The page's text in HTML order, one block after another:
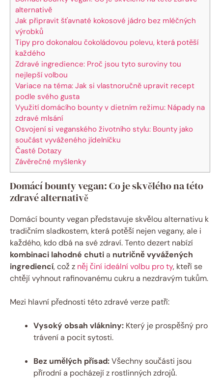
alternativě
Jak připravit šťavnaté kokosové jádro bez mléčných
výrobků
Tipy pro dokonalou čokoládovou polevu, která potěší
každého
Zdravé ingredience: Proč jsou tyto suroviny tou
nejlepší volbou
Variace na téma: Jak si vlastnoručně upravit recept
podle svého gusta
Využití domácího bounty v dietním režimu: Nápady na
zdravé mlsání
Osvojení si veganského životního stylu: Bounty jako
součást vyváženého jídelníčku
Časté Dotazy
Závěrečné myšlenky
Domácí bounty vegan: Co je skvělého na této
zdravé alternativě
Domácí bounty vegan představuje skvělou alternativu k
tradičním sladkostem, která potěší nejen vegany, ale i
každého, kdo dbá na své zdraví. Tento dezert nabízí
kombinaci lahodné chutia nutričně vyvážených
ingrediencí, což z něj činí ideální volbu pro ty, kteří se
chtějí vyhnout rafinovanému cukru a nezdravým tukům.
Mezi hlavní přednosti této zdravé verze patří:
Vysoký obsah vlákniny: Který je prospěšný pro
trávení a pocit sytosti.
Bez umělých přísad:Všechny součásti jsou
přírodní a pocházejí z rostlinných zdrojů.